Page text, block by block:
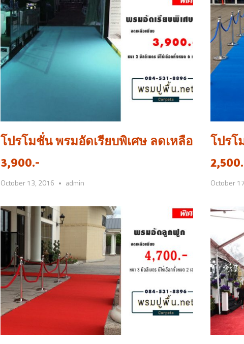
โปรโมชั่น พรมอัดเรียบพิเศษ ลดเหลือ
3,900.-
October 13, 2016 admin
โปรโ
October